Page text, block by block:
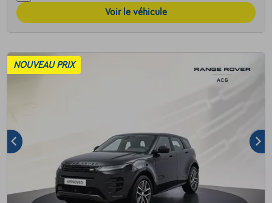
Voir le véhicule
NOUVEAU PRIX